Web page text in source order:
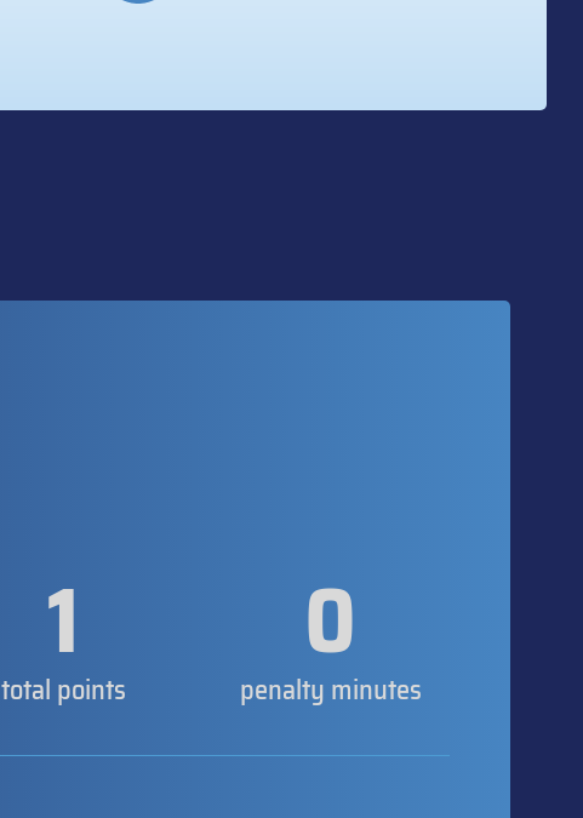
1
total points 0
penalty minutes